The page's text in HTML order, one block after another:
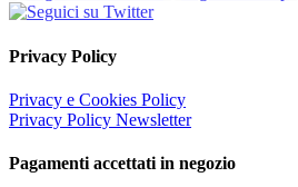
Privacy Policy
Privacy e Cookies Policy
Privacy Policy Newsletter
Pagamenti accettati in negozio